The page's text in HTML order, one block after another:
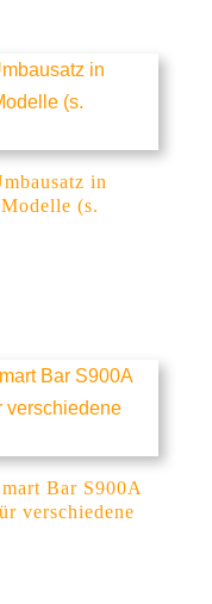
in
(s.
Bar S900A
verschiedene